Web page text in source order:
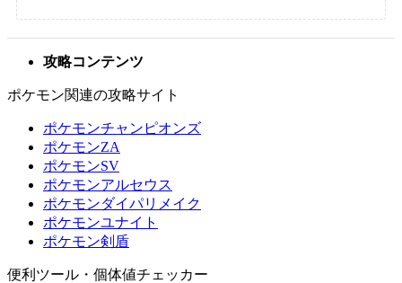
攻略コンテンツ
ポケモン関連の攻略サイト
ポケモンチャンピオンズ
ポケモンZA
ポケモンSV
ポケモンアルセウス
ポケモンダイパリメイク
ポケモンユナイト
ポケモン剣盾
便利ツール・個体値チェッカー